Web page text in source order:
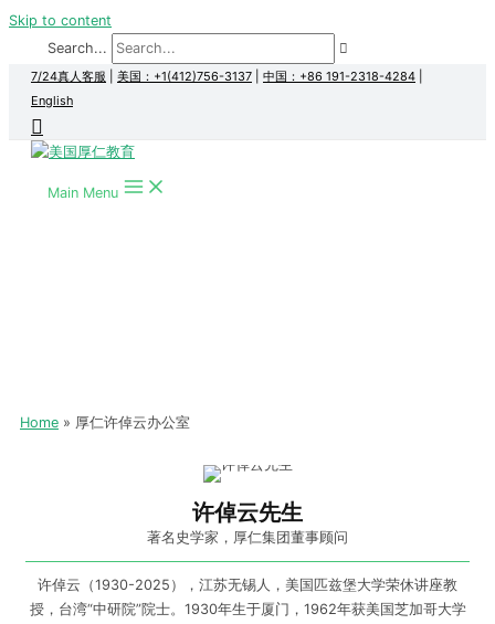
Skip to content
Search...
7/24真人客服 美国：+1(412)756-3137 中国：+86 191-2318-4284
English
Main Menu
Home 厚仁许倬云办公室
许倬云先生
著名史学家，厚仁集团董事顾问
许倬云（1930-2025），江苏无锡人，美国匹兹堡大学荣休讲座教
授，台湾“中研院”院士。1930年生于厦门，1962年获美国芝加哥大学